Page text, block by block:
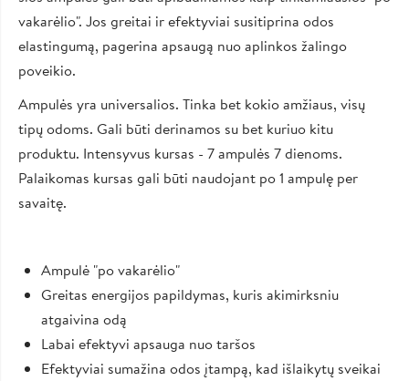
vakarėlio". Jos greitai ir efektyviai susitiprina odos
elastingumą, pagerina apsaugą nuo aplinkos žalingo
poveikio.
Ampulės yra universalios. Tinka bet kokio amžiaus, visų
tipų odoms. Gali būti derinamos su bet kuriuo kitu
produktu. Intensyvus kursas - 7 ampulės 7 dienoms.
Palaikomas kursas gali būti naudojant po 1 ampulę per
savaitę.
Ampulė "po vakarėlio"
Greitas energijos papildymas, kuris akimirksniu
atgaivina odą
Labai efektyvi apsauga nuo taršos
Efektyviai sumažina odos įtampą, kad išlaikytų sveikai